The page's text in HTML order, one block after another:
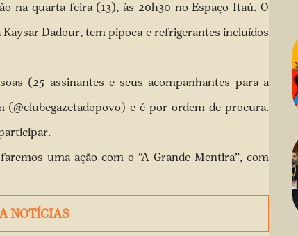
na quarta-feira (13), às 20h30 no Espaço Itaú. O
Dadour, tem pipoca e refrigerantes incluídos
(25 assinantes e seus acompanhantes para a
(@clubegazetadopovo) e é por ordem de procura.
uma ação com o “A Grande Mentira”, com
NOTÍCIAS